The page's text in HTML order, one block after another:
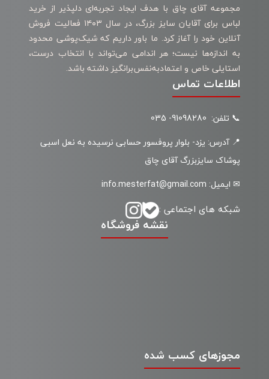
مجموعه آقای چاق با هدف ایجاد تجربه‌ای دلپذیر از خرید
لباس برای آقایان سایز بزرگ، در سال ۱۴۰۳ فعالیت فروش
آنلاین خود را آغاز کرد. ما باور داریم که شیک‌پوشی محدود
به اندازه‌ها نیست؛ هر اندامی می‌تواند با انتخاب درست،
استایلی خاص و اعتمادبه‌نفس‌برانگیز داشته باشد.
مجوزهای کسب شده
اطلاعات تماس
📞 تلفن: 91098280- 035
📍 آدرس: یزد- بلوار پروفسور حسابی نرسیده به نعل اسبی
پوشاک سایزبزرگ آقای چاق
✉ ایمیل: info.mesterfat@gmail.com
شبکه های اجتماعی :
نقشه فروشگاه